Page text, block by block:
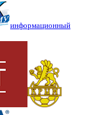
информационный